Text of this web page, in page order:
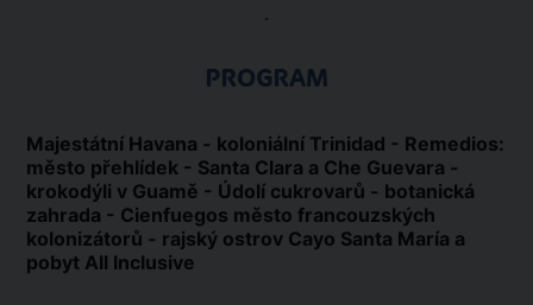
.
PROGRAM
Majestátní Havana - koloniální Trinidad - Remedios:
město přehlídek - Santa Clara a Che Guevara -
krokodýli v Guamě - Údolí cukrovarů - botanická
zahrada - Cienfuegos město francouzských
kolonizátorů - rajský ostrov Cayo Santa María a
pobyt All Inclusive